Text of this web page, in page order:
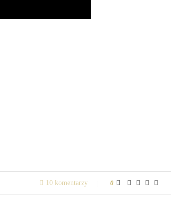
10 komentarzy 0